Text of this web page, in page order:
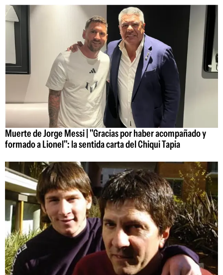
Muerte de Jorge Messi | "Gracias por haber acompañado y
formado a Lionel": la sentida carta del Chiqui Tapia